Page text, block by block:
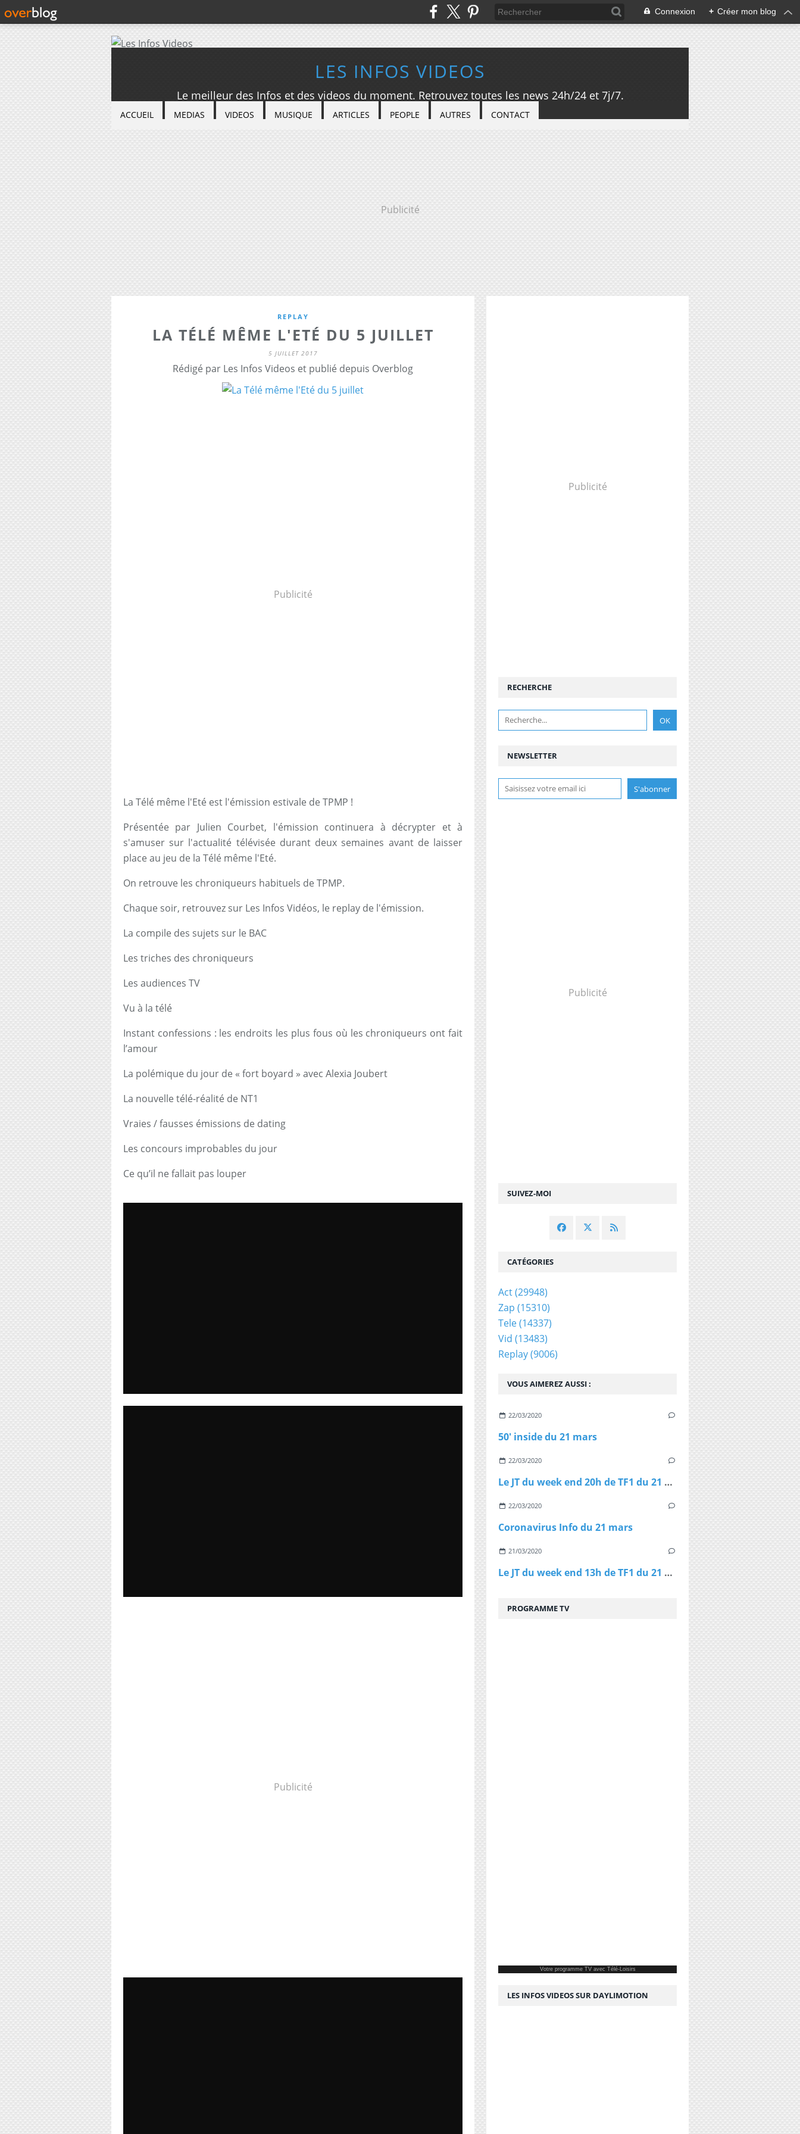
Connexion + Créer mon blog
LES INFOS VIDEOS
Le meilleur des Infos et des videos du moment. Retrouvez toutes les news 24h/24 et 7j/7.
ACCUEIL MEDIAS VIDEOS MUSIQUE ARTICLES PEOPLE AUTRES CONTACT
Publicité
REPLAY
LA TÉLÉ MÊME L'ETÉ DU 5 JUILLET
5 JUILLET 2017
Rédigé par Les Infos Videos et publié depuis Overblog
Publicité
La Télé même l'Eté est l'émission estivale de TPMP !
Présentée par Julien Courbet, l'émission continuera à décrypter et à
s'amuser sur l'actualité télévisée durant deux semaines avant de laisser
place au jeu de la Télé même l'Eté.
On retrouve les chroniqueurs habituels de TPMP.
Chaque soir, retrouvez sur Les Infos Vidéos, le replay de l'émission.
La compile des sujets sur le BAC
Les triches des chroniqueurs
Les audiences TV
Vu à la télé
Instant confessions : les endroits les plus fous où les chroniqueurs ont fait
l’amour
La polémique du jour de « fort boyard » avec Alexia Joubert
La nouvelle télé-réalité de NT1
Vraies / fausses émissions de dating
Les concours improbables du jour
Ce qu’il ne fallait pas louper
Publicité
Publicité
NEWSLETTER
SUIVEZ-MOI
RECHERCHE
Publicité
VOUS AIMEREZ AUSSI :
22/03/2020
50' inside du 21 mars
22/03/2020
Le JT du week end 20h de TF1 du 21 mars
22/03/2020
Coronavirus Info du 21 mars
21/03/2020
Le JT du week end 13h de TF1 du 21 mars
CATÉGORIES
Act(29948)
Zap (15310)
Tele(14337)
Vid (13483)
Replay(9006)
PROGRAMME TV
Votre programme TVavec Télé-Loisirs
LES INFOS VIDEOS SUR DAYLIMOTION